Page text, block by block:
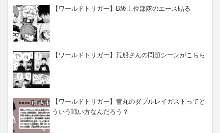
【ワールドトリガー】B級上位部隊のエース貼る
【ワールドトリガー】荒船さんの問題シーンがこちら
【ワールドトリガー】雪丸のダブルレイガストってど
ういう戦い方なんだろう？